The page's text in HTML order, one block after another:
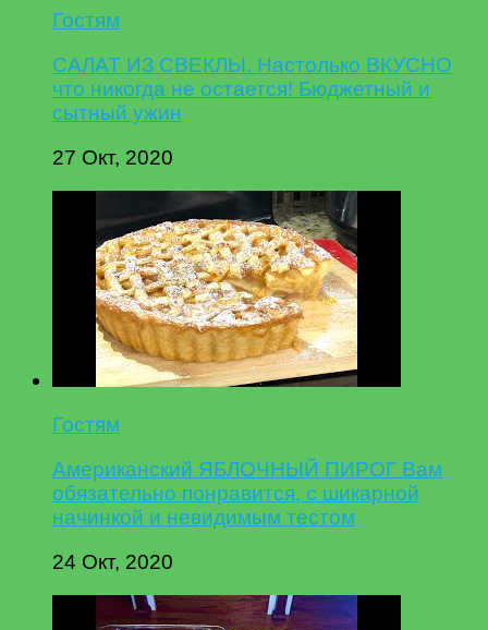
Гостям
САЛАТ ИЗ СВЕКЛЫ. Настолько ВКУСНО
что никогда не остается! Бюджетный и
сытный ужин
27 Окт, 2020
Гостям
Американский ЯБЛОЧНЫЙ ПИРОГ Вам
обязательно понравится, с шикарной
начинкой и невидимым тестом
24 Окт, 2020